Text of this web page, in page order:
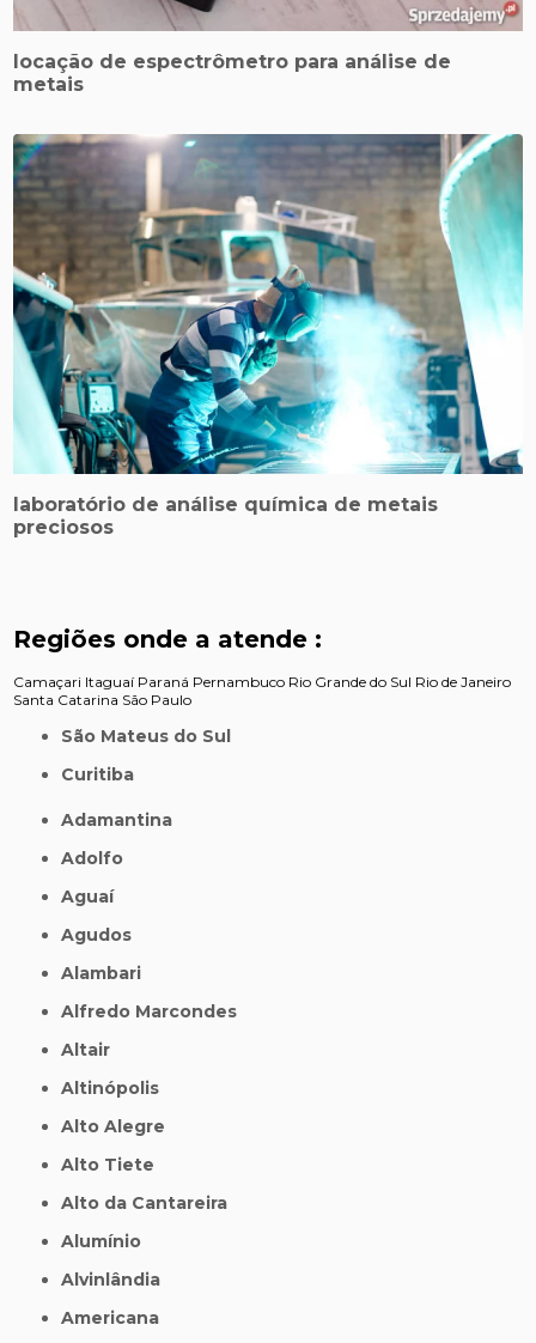
locação de espectrômetro para análise de
metais
laboratório de análise química de metais
preciosos
Regiões onde a atende :
Camaçari Itaguaí Paraná Pernambuco Rio Grande do Sul Rio de Janeiro
Santa Catarina São Paulo
São Mateus do Sul
Curitiba
Adamantina
Adolfo
Aguaí
Agudos
Alambari
Alfredo Marcondes
Altair
Altinópolis
Alto Alegre
Alto Tiete
Alto da Cantareira
Alumínio
Alvinlândia
Americana